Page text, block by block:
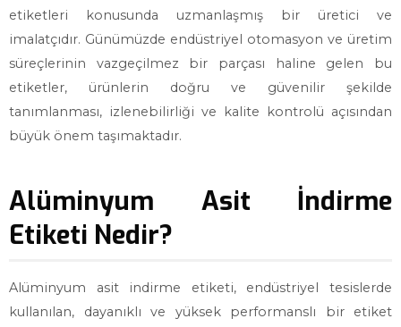
etiketleri konusunda uzmanlaşmış bir üretici ve
imalatçıdır. Günümüzde endüstriyel otomasyon ve üretim
süreçlerinin vazgeçilmez bir parçası haline gelen bu
etiketler, ürünlerin doğru ve güvenilir şekilde
tanımlanması, izlenebilirliği ve kalite kontrolü açısından
büyük önem taşımaktadır.
Alüminyum Asit İndirme
Etiketi Nedir?
Alüminyum asit indirme etiketi, endüstriyel tesislerde
kullanılan, dayanıklı ve yüksek performanslı bir etiket